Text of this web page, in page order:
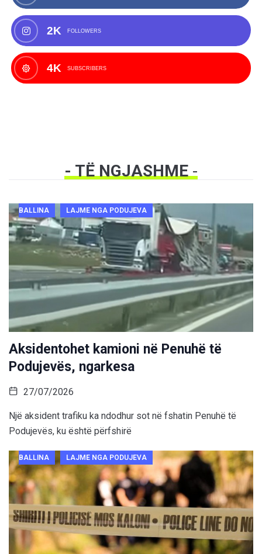
2K FOLLOWERS
4K SUBSCRIBERS
- TË NGJASHME-
BALLINA LAJME NGA PODUJEVA
Aksidentohet kamioni në Penuhë të
Podujevës, ngarkesa
27/07/2026
Një aksident trafiku ka ndodhur sot në fshatin Penuhë të
Podujevës, ku është përfshirë
BALLINA LAJME NGA PODUJEVA